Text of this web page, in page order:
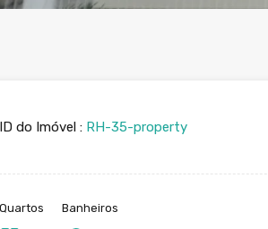
ID do Imóvel : RH-35-property
Quartos Banheiros